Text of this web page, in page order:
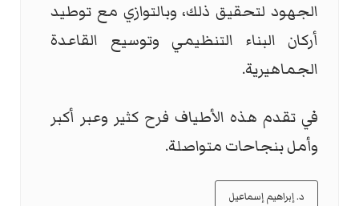
الجهود لتحقيق ذلك، وبالتوازي مع توطيد
أركان البناء التنظيمي وتوسيع القاعدة
الجماهيرية.
في تقدم هذه الأطياف فرح كثير وعبر أكبر
وأمل بنجاحات متواصلة.
د. إبراهيم إسماعيل